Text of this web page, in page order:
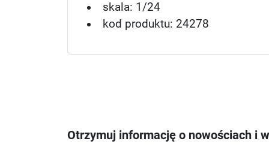
skala: 1/24
kod produktu: 24278
Otrzymuj informację o nowościach i